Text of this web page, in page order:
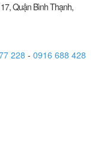
Quận Bình Thạnh,
228 - 0916 688 428